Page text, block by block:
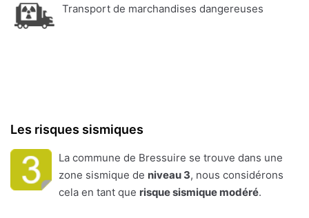
Transport de marchandises dangereuses
Les risques sismiques
La commune de Bressuire se trouve dans une
zone sismique de niveau 3, nous considérons
cela en tant que risque sismique modéré.